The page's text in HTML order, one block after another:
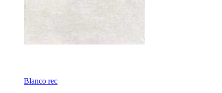
Blanco rec